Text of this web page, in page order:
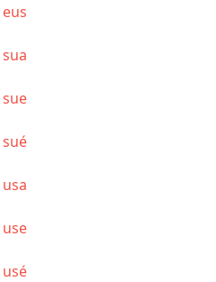
eus
sua
sue
sué
usa
use
usé